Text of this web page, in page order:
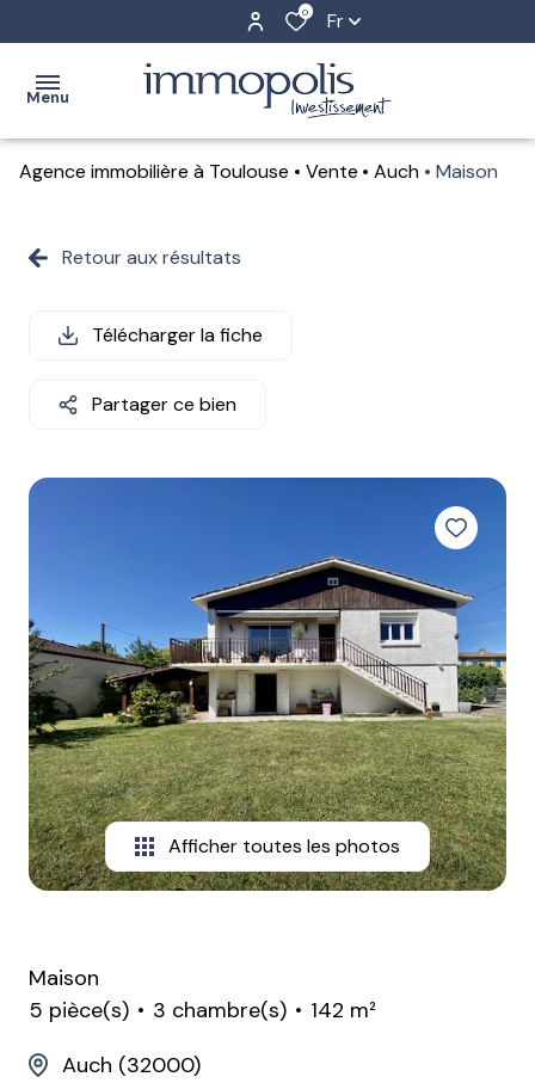
0 Fr
Menu
achat
location
Toulouse
Auch
Agence immobilière à Toulouse Vente Auch Maison
Retour aux résultats
Télécharger la fiche
Partager ce bien
Afficher toutes les photos
Maison
5 pièce(s)
3 chambre(s)
142 m²
Auch (32000)